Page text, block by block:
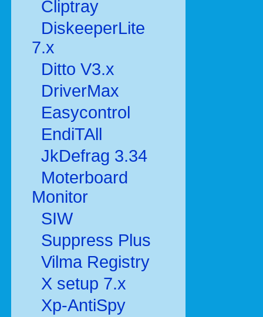
Cliptray
DiskeeperLite
7.x
Ditto V3.x
DriverMax
Easycontrol
EndiTAll
JkDefrag 3.34
Moterboard
Monitor
SIW
Suppress Plus
Vilma Registry
X setup 7.x
Xp-AntiSpy